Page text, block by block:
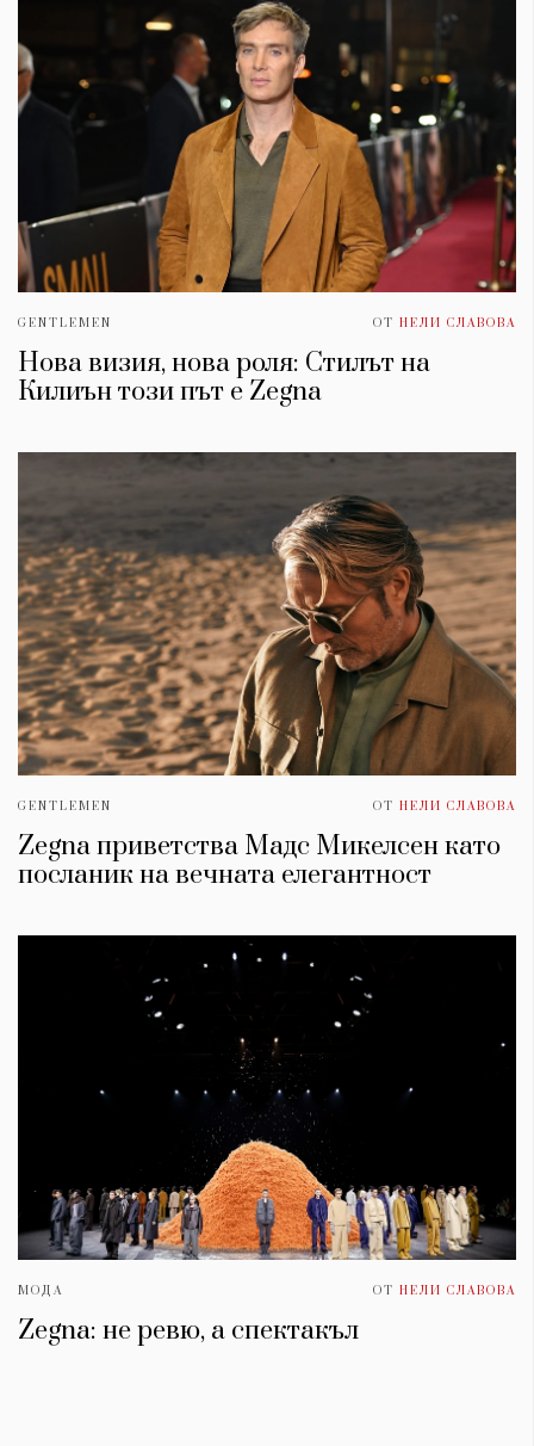
GENTLEMEN ОТ НЕЛИ СЛАВОВА
Нова визия, нова роля: Стилът на
Килиън този път е Zegna
GENTLEMEN ОТ НЕЛИ СЛАВОВА
Zegna приветства Мадс Микелсен като
посланик на вечната елегантност
МОДА ОТ НЕЛИ СЛАВОВА
Zegna: не ревю, а спектакъл